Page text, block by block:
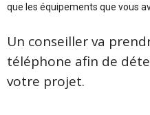
que les équipements que vous
Un conseiller va
téléphone afin de
votre projet.